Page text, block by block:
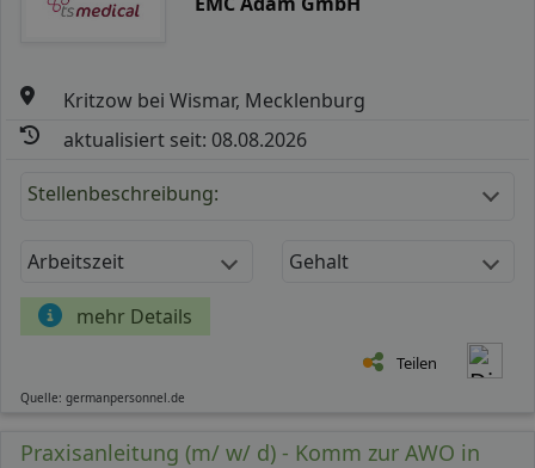
Kritzow bei Wismar, Mecklenburg
aktualisiert seit: 08.08.2026
Stellenbeschreibung:
Arbeitszeit Gehalt
mehr Details
Teilen
Quelle: germanpersonnel.de
Praxisanleitung (m/ w/ d) - Komm zur AWO in